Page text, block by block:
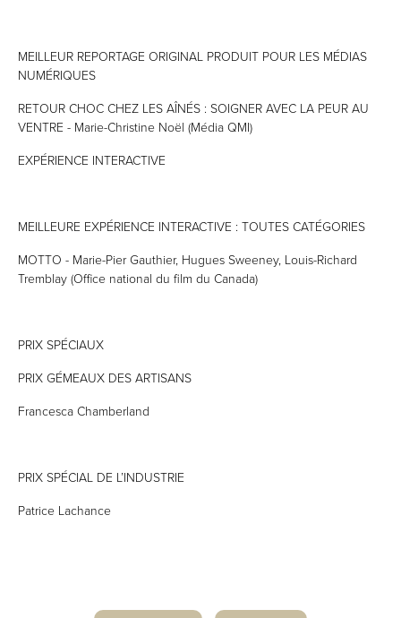
MEILLEUR REPORTAGE ORIGINAL PRODUIT POUR LES MÉDIAS
NUMÉRIQUES
RETOUR CHOC CHEZ LES AÎNÉS : SOIGNER AVEC LA PEUR AU
VENTRE - Marie-Christine Noël (Média QMI)
EXPÉRIENCE INTERACTIVE
MEILLEURE EXPÉRIENCE INTERACTIVE : TOUTES CATÉGORIES
MOTTO - Marie-Pier Gauthier, Hugues Sweeney, Louis-Richard
Tremblay (Office national du film du Canada)
PRIX SPÉCIAUX
PRIX GÉMEAUX DES ARTISANS
Francesca Chamberland
PRIX SPÉCIAL DE L’INDUSTRIE
Patrice Lachance